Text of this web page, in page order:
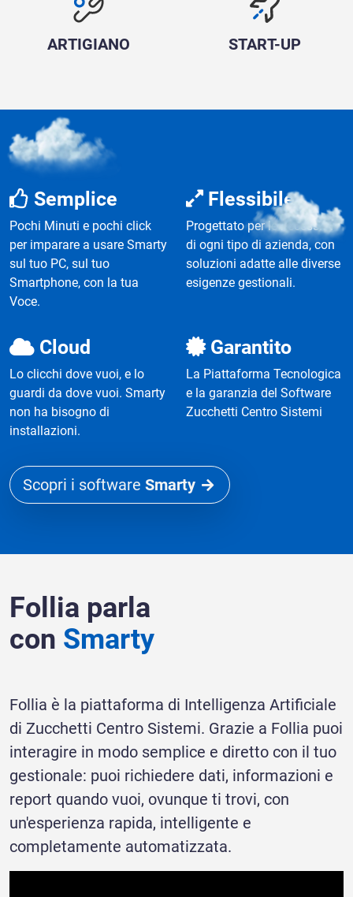
ARTIGIANO START-UP
Smarty e’
Semplice
Pochi Minuti e pochi click
per imparare a usare Smarty
sul tuo PC, sul tuo
Smartphone, con la tua
Voce.
Flessibile
Progettato per le necessità
di ogni tipo di azienda, con
soluzioni adatte alle diverse
esigenze gestionali.
Cloud
Lo clicchi dove vuoi, e lo
guardi da dove vuoi. Smarty
non ha bisogno di
installazioni.
Garantito
La Piattaforma Tecnologica
e la garanzia del Software
Zucchetti Centro Sistemi
Scopri i software Smarty
Follia parla
con Smarty
Follia è la piattaforma di Intelligenza Artificiale
di Zucchetti Centro Sistemi. Grazie a Follia puoi
interagire in modo semplice e diretto con il tuo
gestionale: puoi richiedere dati, informazioni e
report quando vuoi, ovunque ti trovi, con
un'esperienza rapida, intelligente e
completamente automatizzata.